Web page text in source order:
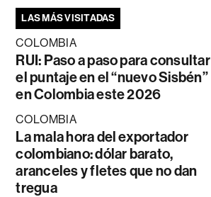
LAS MÁS VISITADAS
COLOMBIA
RUI: Paso a paso para consultar
el puntaje en el “nuevo Sisbén”
en Colombia este 2026
COLOMBIA
La mala hora del exportador
colombiano: dólar barato,
aranceles y fletes que no dan
tregua